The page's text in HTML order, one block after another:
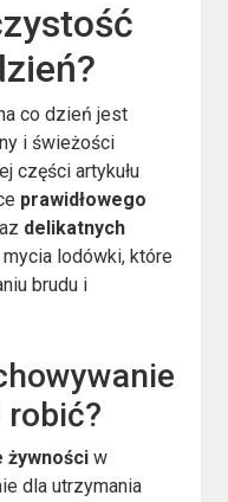
co dzień jest
i świeżości
części artykułu
prawidłowego
delikatnych
lodówki, które
brudu i
żywności w
dla utrzymania